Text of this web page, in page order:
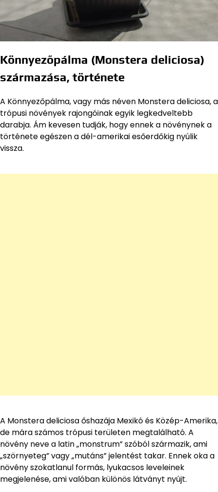
Könnyezőpálma (Monstera deliciosa)
származása, története
A Könnyezőpálma, vagy más néven Monstera deliciosa, a
trópusi növények rajongóinak egyik legkedveltebb
darabja. Ám kevesen tudják, hogy ennek a növénynek a
története egészen a dél-amerikai esőerdőkig nyúlik
vissza.
A Monstera deliciosa őshazája Mexikó és Közép-Amerika,
de mára számos trópusi területen megtalálható. A
növény neve a latin „monstrum” szóból származik, ami
„szörnyeteg” vagy „mutáns” jelentést takar. Ennek oka a
növény szokatlanul formás, lyukacsos leveleinek
megjelenése, ami valóban különös látványt nyújt.